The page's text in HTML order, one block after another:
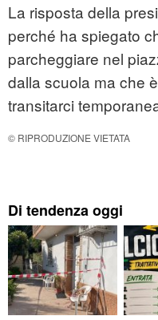
La risposta della
perché ha spiegato
parcheggiare nel
dalla scuola ma che
transitarci
© RIPRODUZIONE VIETATA
Di tendenza oggi